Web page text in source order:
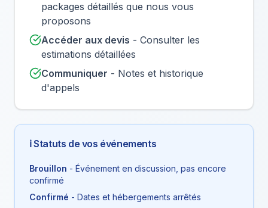
packages détaillés que nous vous
proposons
Accéder aux devis - Consulter les
estimations détaillées
Communiquer - Notes et historique
d'appels
ℹ️ Statuts de vos événements
Brouillon - Événement en discussion, pas encore
confirmé
Confirmé - Dates et hébergements arrêtés